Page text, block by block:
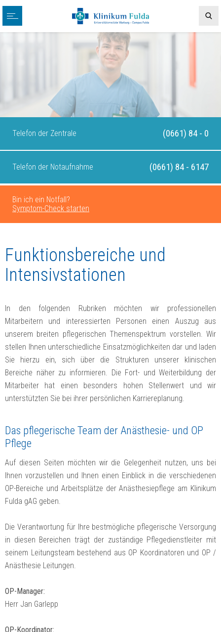
Telefon der Zentrale (0661) 84 - 0
Telefon der Notaufnahme (0661) 84 - 6147
Bin ich ein Notfall?
Symptom-Check starten
Funktionsbereiche und
Intensivstationen
In den folgenden Rubriken möchten wir professionellen
Mitarbeitern und interessierten Personen einen Auszug aus
unserem breiten pflegerischen Themenspektrum vorstellen. Wir
stellen Ihnen unterschiedliche Einsatzmöglichkeiten dar und laden
Sie hierzu ein, sich über die Strukturen unserer klinischen
Bereiche näher zu informieren. Die Fort- und Weiterbildung der
Mitarbeiter hat einen besonders hohen Stellenwert und wir
unterstützten Sie bei ihrer persönlichen Karriereplanung.
Das pflegerische Team der Anästhesie- und OP
Pflege
Auf diesen Seiten möchten wir die Gelegenheit nutzen, uns bei
Ihnen vorzustellen und Ihnen einen Einblick in die verschiedenen
OP-Bereiche und Arbeitsplätze der Anästhesiepflege am Klinikum
Fulda gAG geben.
Die Verantwortung für Ihre bestmögliche pflegerische Versorgung
in diesen Bereichen trägt der zuständige Pflegedienstleiter mit
seinem Leitungsteam bestehend aus OP Koordinatoren und OP /
Anästhesie Leitungen.
OP-Manager:
Herr Jan Garlepp
OP-Koordinator: